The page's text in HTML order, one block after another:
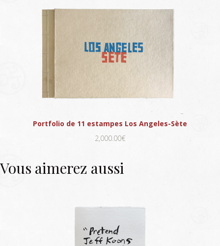
Portfolio de 11 estampes Los Angeles-Sète
2,000.00€
Vous aimerez aussi